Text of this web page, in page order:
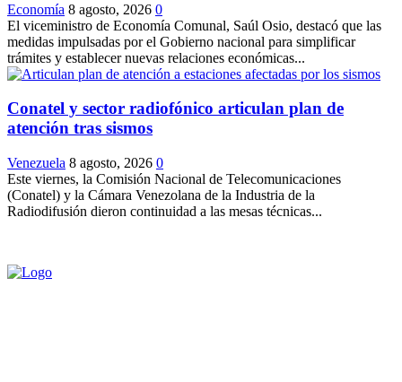
Economía 8 agosto, 2026 0
El viceministro de Economía Comunal, Saúl Osio, destacó que las
medidas impulsadas por el Gobierno nacional para simplificar
trámites y establecer nuevas relaciones económicas...
Conatel y sector radiofónico articulan plan de
atención tras sismos
Venezuela 8 agosto, 2026 0
Este viernes, la Comisión Nacional de Telecomunicaciones
(Conatel) y la Cámara Venezolana de la Industria de la
Radiodifusión dieron continuidad a las mesas técnicas...